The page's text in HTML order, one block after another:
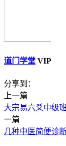
道门学堂 VIP
分享到：
上一篇
大宗易六爻中级
一篇
几种中医简便诊